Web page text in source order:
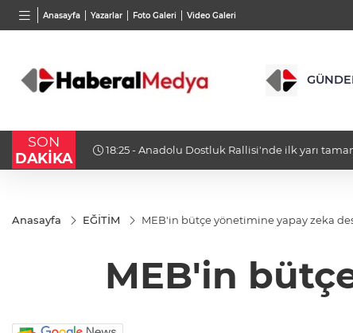
Anasayfa Yazarlar Foto Galeri Video Galeri
BGN
27,9743
%-0,22
VND
0,0018
SON
DAKİKA
18:25 - Anadolu Dostluk Rallisi'nde ilk yarı
Anasayfa EĞİTİM MEB'in bütçe yönetimine yapay zeka
MEB'in